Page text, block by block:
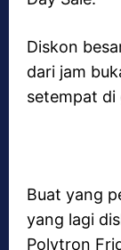
Diskon
dari jam
setempat di
Buat yang
yang lagi
Polytron